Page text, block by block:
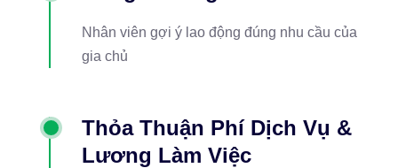
Nhân viên gợi ý lao động đúng nhu cầu của
gia chủ
Thỏa Thuận Phí Dịch Vụ &
Lương Làm Việc